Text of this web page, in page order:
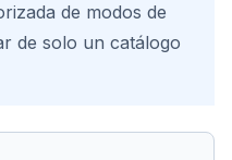
de modos de
de solo un catálogo